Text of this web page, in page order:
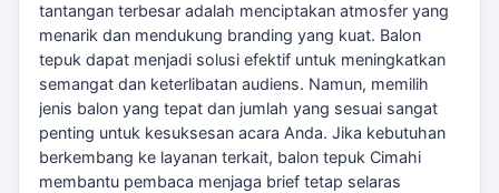
tantangan terbesar adalah menciptakan atmosfer yang
menarik dan mendukung branding yang kuat. Balon
tepuk dapat menjadi solusi efektif untuk meningkatkan
semangat dan keterlibatan audiens. Namun, memilih
jenis balon yang tepat dan jumlah yang sesuai sangat
penting untuk kesuksesan acara Anda. Jika kebutuhan
berkembang ke layanan terkait, balon tepuk Cimahi
membantu pembaca menjaga brief tetap selaras